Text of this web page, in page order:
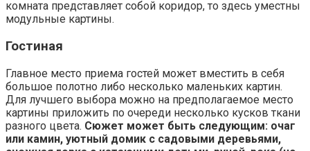
Доставка цветов: как выбрать букет для разных
Срочная продажа квартиры: как распознать
Профессиональные покрытия для маникюра: как
российское производство меняет индустрию
красоты
Шариковые опоры: сравнение винтовых и
линейных конструкций для промышленности
Умные римские шторы: как технологии меняют